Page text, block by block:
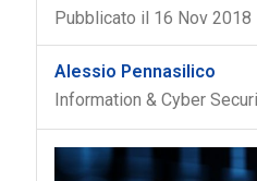
Pubblicato il 16 Nov 2018
Alessio Pennasilico
Information & Cyber